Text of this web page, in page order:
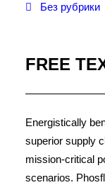
Без рубрики
FREE
Energistically
superior supply
mission-critical
scenarios.